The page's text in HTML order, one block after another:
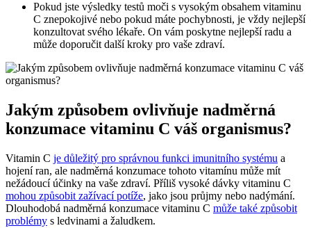
Pokud jste výsledky testů moči s vysokým obsahem vitaminu
C znepokojivé nebo pokud máte pochybnosti, je vždy nejlepší
konzultovat svého lékaře. On vám poskytne nejlepší radu a
může doporučit další kroky pro vaše zdraví.
Jakým způsobem ovlivňuje nadměrná
konzumace vitaminu C váš organismus?
Vitamin C je důležitý pro správnou funkci imunitního systému a
hojení ran, ale nadměrná konzumace tohoto vitamínu může mít
nežádoucí účinky na vaše zdraví. Příliš vysoké dávky vitaminu C
mohou způsobit zažívací potíže, jako jsou průjmy nebo nadýmání.
Dlouhodobá nadměrná konzumace vitaminu C může také způsobit
problémy s ledvinami a žaludkem.